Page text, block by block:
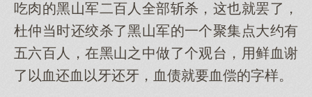
吃肉的黑山军二百人全部斩杀，这也就罢了，
杜仲当时还绞杀了黑山军的一个聚集点大约有
五六百人，在黑山之中做了个观台，用鲜血谢
了以血还血以牙还牙，血债就要血偿的字样。